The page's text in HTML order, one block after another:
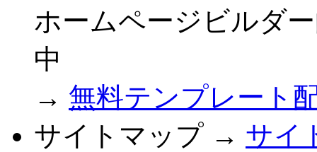
ホームページビルダ
中
→ 無料テンプレート
サイトマップ → サイ